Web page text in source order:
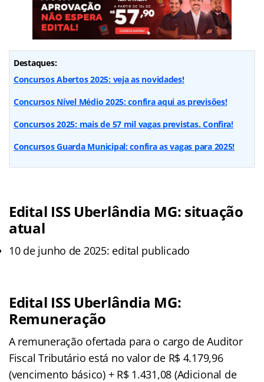
Destaques:
Concursos Abertos 2025: veja as novidades!
Concursos Nível Médio 2025: confira aqui as previsões!
Concursos 2025: mais de 57 mil vagas previstas. Confira!
Concursos Guarda Municipal: confira as vagas para 2025!
Edital ISS Uberlândia MG: situação
atual
10 de junho de 2025: edital publicado
Edital ISS Uberlândia MG:
Remuneração
A remuneração ofertada para o cargo de Auditor
Fiscal Tributário está no valor de R$ 4.179,96
(vencimento básico) + R$ 1.431,08 (Adicional de